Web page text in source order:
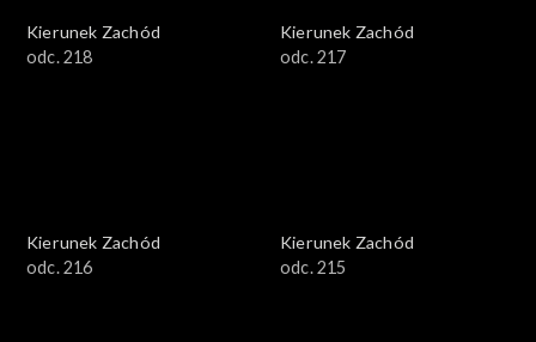
Kierunek Zachód
odc. 218
Kierunek Zachód
odc. 217
Kierunek Zachód
odc. 216
Kierunek Zachód
odc. 215